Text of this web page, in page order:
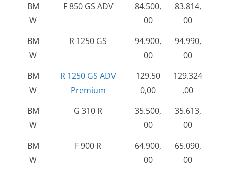
BM
W
F 850 GS ADV
84.500,
00
83.814,
00
BM
W
R 1250 GS
94.900,
00
94.990,
00
BM
W
R 1250 GS ADV
Premium
129.50
0,00
129.324
,00
BM
W
G 310 R
35.500,
00
35.613,
00
BM
W
F 900 R
64.900,
00
65.090,
00